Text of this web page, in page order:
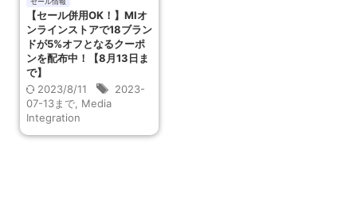
【セール併用OK！】MIオ
ンラインストアで18ブラン
ドが5%オフとなるクーポ
ンを配布中！【8月13日ま
で】
2023/8/11
2023-
07-13まで Media
Integration